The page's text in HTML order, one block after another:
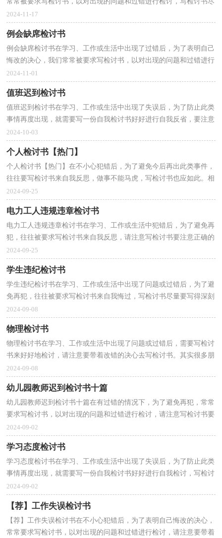
量要写得深刻诚恳一些。写检讨书需要注意哪些问题...
2024-11-17
例会缺席检讨书
例会缺席检讨书在学习、工作或生活中出现了过错后，为了表明自己
悔改的决心，我们常常被要求写检讨书，以对出现的问题和过错进行
检讨，在写检讨书时要注意用语，切忌自由散漫。什么样...
2024-11-01
值班迟到检讨书
值班迟到检讨书在学习、工作或生活中出现了失误后，为了防止此类
事情再度出现，就需要写一份自我检讨书好好进行自我反省，要注意
检讨书不能写成流水账。问题来了，检讨书应该怎么写...
2024-10-03
个人检讨书【热门】
个人检讨书【热门】在不小心犯错后，为了避免今后再出此类事件，
往往要写检讨书来自我反思，做事不能马虎，写检讨书也应如此。相
信很多朋友都对写检讨书感到非常苦恼吧，下面是小编为...
2024-09-25
电力工人违规违章检讨书
电力工人违规违章检讨书在学习、工作或生活中犯错后，为了避免再
犯，往往被要求写检讨书来自我反思，请注意写检讨书要注意正确的
格式。那么正式、规范的检讨书是什么样的呢？以下是...
2024-09-25
学生违纪检讨书
学生违纪检讨书在学习、工作或生活中出现了问题或过错后，为了避
免再犯，往往被要求写检讨书来自我悔过，写检讨书尽量要写得深刻
诚恳一些。写检讨书需要注意哪些问题呢？以下是小编...
2024-09-08
物理检讨书
物理检讨书在学习、工作或生活中出现了问题或过错后，需要写检讨
书来好好地检讨，请注意要带着改错的决心去写检讨书。其实很多朋
友都不知道怎么写检讨书吧！下面是小编整理的物理...
2024-09-08
幼儿园教师迟到检讨书十篇
幼儿园教师迟到检讨书十篇在有过错的情况下，为了避免再犯，常常
要求写检讨书，以对出现的问题和过错进行检讨，请注意写检讨书要
注意正确的格式。检讨书的注意事项有许多，你确定会写...
2024-09-02
学习态度检讨书
学习态度检讨书在学习、工作或生活中出现了失误后，为了防止此类
事情再度出现，就需要写一份自我检讨书好好进行自我检讨，写检讨
书的时候一定要有承认错误的意识。你还在对写检讨...
2024-09-02
【荐】工作失误检讨书
【荐】工作失误检讨书在不小心犯错后，为了表明自己悔改的决心，
常常要求写检讨书，以对出现的问题和过错进行检讨，请注意要带着